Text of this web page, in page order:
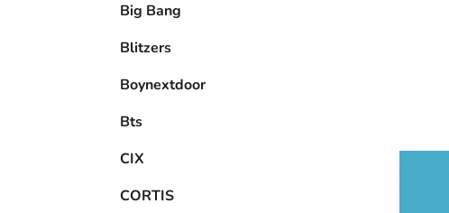
Big Bang
Blitzers
Boynextdoor
Bts
CIX
CORTIS